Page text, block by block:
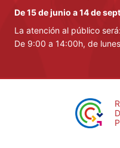
De 15 de junio a 14 de
La atención al público será:
De 9:00 a 14:00h, de